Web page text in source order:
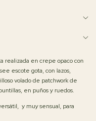
realizada en crepe opaco con
escote gota, con lazos,
volado de patchwork de
en puños y ruedos.
y muy sensual, para